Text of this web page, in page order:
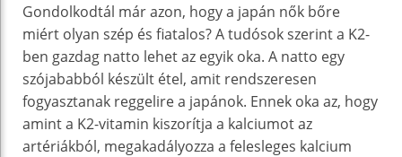
Gondolkodtál már azon, hogy a japán nők bőre
miért olyan szép és fiatalos? A tudósok szerint a K2-
ben gazdag natto lehet az egyik oka. A natto egy
szójababból készült étel, amit rendszeresen
fogyasztanak reggelire a japánok. Ennek oka az, hogy
amint a K2-vitamin kiszorítja a kalciumot az
artériákból, megakadályozza a felesleges kalcium